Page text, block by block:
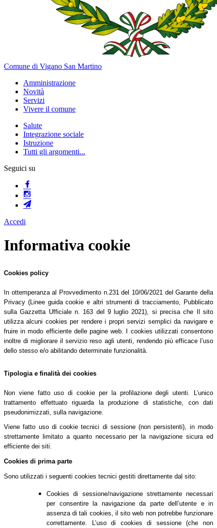
Comune di Vigano San Martino
Amministrazione
Novità
Servizi
Vivere il comune
Salute
Integrazione sociale
Istruzione
Tutti gli argomenti...
Seguici su
Accedi
Informativa cookie
Cookies policy
In ottemperanza al Provvedimento n.231 del 10/06/2021 del Garante della
Privacy (Linee guida cookie e altri strumenti di tracciamento, Pubblicato
sulla Gazzetta Ufficiale n. 163 del 9 luglio 2021), si precisa che Il sito
utilizza alcuni cookies per rendere i propri servizi semplici da navigare e
fruire in modo efficiente delle pagine web. I cookies utilizzati consentono
inoltre di migliorare il servizio reso agli utenti, rendendo più efficace l’uso
dello stesso e/o abilitando determinate funzionalità.
Tipologia e finalità dei cookies
Non viene fatto uso di cookie per la profilazione degli utenti. L’unico
trattamento effettuato riguarda la produzione di statistiche, con dati
pseudonimizzati, sulla navigazione.
Viene fatto uso di cookie tecnici di sessione (non persistenti), in modo
strettamente limitato a quanto necessario per la navigazione sicura ed
efficiente dei siti.
Cookies di prima parte
Sono utilizzati i seguenti cookies tecnici gestiti direttamente dal sito:
Cookies di sessione/navigazione strettamente necessari
per consentire la navigazione da parte dell’utente e in
assenza di tali cookies, il sito web non potrebbe funzionare
correttamente. L’uso di cookies di sessione (che non